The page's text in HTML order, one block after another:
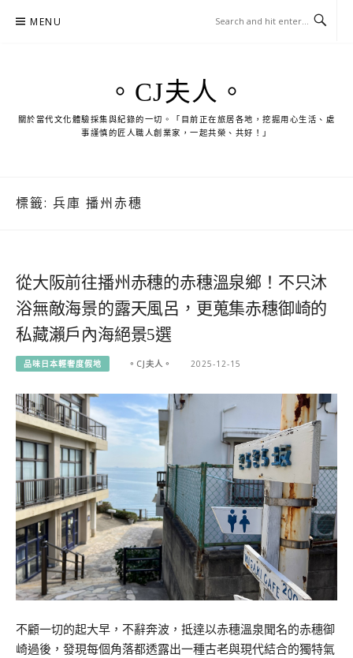
MENU
。CJ夫人。
關於當代文化體驗採集與紀錄的一切。「目前正在旅居各地，挖掘用心生活、處
事謹慎的匠人職人創業家，一起共榮、共好！」
標籤: 兵庫 播州赤穗
從大阪前往播州赤穗的赤穗溫泉鄉！不只沐
浴無敵海景的露天風呂，更蒐集赤穗御崎的
私藏瀨戶內海絕景5選
品味日本輕奢度假地 。CJ夫人。 2025-12-15
不顧一切的起大早，不辭奔波，抵達以赤穗溫泉聞名的赤穗御
崎過後，發現每個角落都透露出一種古老與現代結合的獨特氣